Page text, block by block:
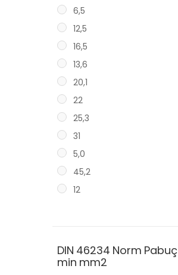
6,5
12,5
16,5
13,6
20,1
22
25,3
31
5,0
45,2
12
DIN 46234 Norm Pabuç
min mm2